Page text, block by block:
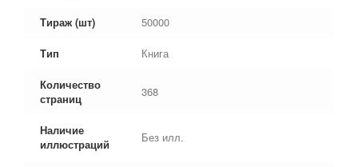
Тираж (шт) 50000
Тип Книга
Количество
страниц
368
Наличие
иллюстраций
Без илл.